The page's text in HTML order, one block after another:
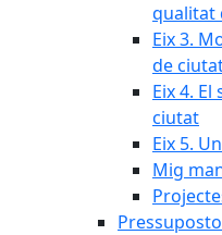
qualitat
Eix 3.
de
Eix 4.
ciutat
Eix 5.
Mig